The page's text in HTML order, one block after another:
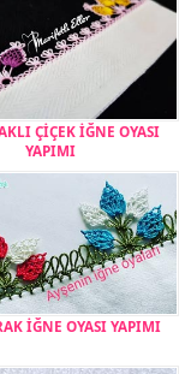
ÇİÇEK İĞNE OYASI
YAPIMI
İĞNE OYASI YAPIMI